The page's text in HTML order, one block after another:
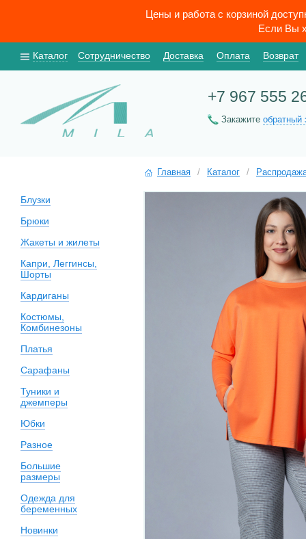
Цены и работа с корзиной
Если Вы
Каталог Сотрудничество Доставка Оплата Возврат
+7 967 555
Закажите обратный
Блузки
Брюки
Жакеты и жилеты
Капри, Леггинсы,
Шорты
Кардиганы
Костюмы,
Комбинезоны
Платья
Сарафаны
Туники и
джемперы
Юбки
Разное
Большие
размеры
Одежда для
беременных
Новинки
Главная / Каталог /